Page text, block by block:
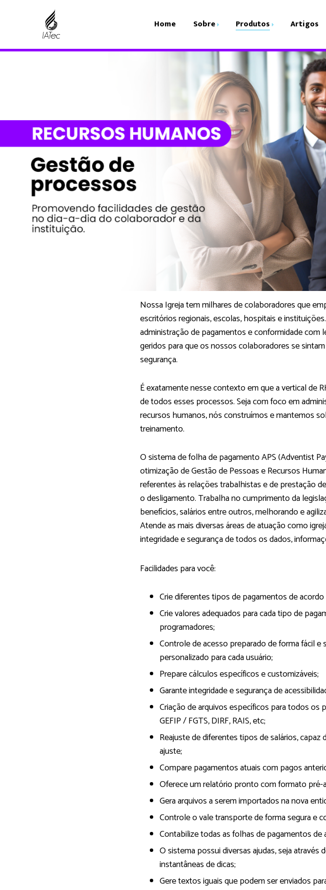
Home Sobre
Organograma
Produtos
Comercial
Educação
Financeira
Gerencial
Igrejas
Recursos Humanos
Artigos
Nossa Igreja tem milhares de colaboradores que
escritórios regionais, escolas, hospitais e
administração de pagamentos e conformidade
geridos para que os nossos colaboradores se
segurança.
É exatamente nesse contexto em que a vertical de
de todos esses processos. Seja com foco em
recursos humanos, nós construímos e mantemos
treinamento.
O sistema de folha de pagamento APS (Adventist
otimização de Gestão de Pessoas e Recursos
referentes às relações trabalhistas e de prestação
o desligamento. Trabalha no cumprimento da
benefícios, salários entre outros, melhorando e
Atende as mais diversas áreas de atuação como
integridade e segurança de todos os dados,
Facilidades para você:
Crie diferentes tipos de pagamentos de
Crie valores adequados para cada tipo de
programadores;
Controle de acesso preparado de forma fácil
personalizado para cada usuário;
Prepare cálculos específicos e customizáveis;
Garante integridade e segurança de
Criação de arquivos específicos para todos os
GEFIP / FGTS, DIRF, RAIS, etc;
Reajuste de diferentes tipos de salários,
ajuste;
Compare pagamentos atuais com pagos
Oferece um relatório pronto com formato pré-
Gera arquivos a serem importados na nova
Controle o vale transporte de forma segura e
Contabilize todas as folhas de pagamentos
O sistema possui diversas ajudas, seja
instantâneas de dicas;
Gere textos iguais que podem ser enviados